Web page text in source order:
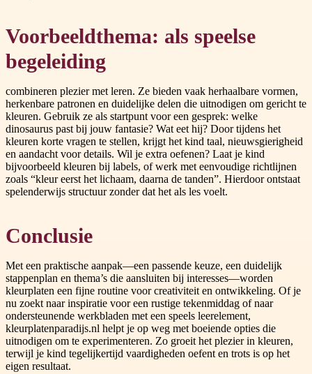
Voorbeeldthema: als speelse
begeleiding
combineren plezier met leren. Ze bieden vaak herhaalbare vormen,
herkenbare patronen en duidelijke delen die uitnodigen om gericht te
kleuren. Gebruik ze als startpunt voor een gesprek: welke
dinosaurus past bij jouw fantasie? Wat eet hij? Door tijdens het
kleuren korte vragen te stellen, krijgt het kind taal, nieuwsgierigheid
en aandacht voor details. Wil je extra oefenen? Laat je kind
bijvoorbeeld kleuren bij labels, of werk met eenvoudige richtlijnen
zoals “kleur eerst het lichaam, daarna de tanden”. Hierdoor ontstaat
spelenderwijs structuur zonder dat het als les voelt.
Conclusie
Met een praktische aanpak—een passende keuze, een duidelijk
stappenplan en thema’s die aansluiten bij interesses—worden
kleurplaten een fijne routine voor creativiteit en ontwikkeling. Of je
nu zoekt naar inspiratie voor een rustige tekenmiddag of naar
ondersteunende werkbladen met een speels leerelement,
kleurplatenparadijs.nl helpt je op weg met boeiende opties die
uitnodigen om te experimenteren. Zo groeit het plezier in kleuren,
terwijl je kind tegelijkertijd vaardigheden oefent en trots is op het
eigen resultaat.